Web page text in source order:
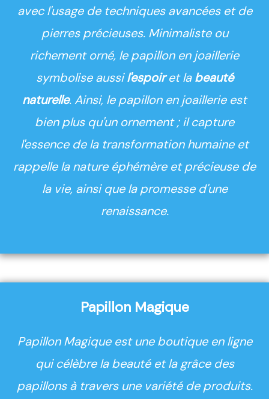
avec l'usage de techniques avancées et de
pierres précieuses. Minimaliste ou
richement orné, le papillon en joaillerie
symbolise aussil'espoiret labeauté
naturelle. Ainsi, le papillon en joaillerie est
bien plus qu'un ornement ; il capture
l'essence de la transformation humaine et
rappelle la nature éphémère et précieuse de
la vie, ainsi que la promesse d'une
renaissance.
Papillon Magique
Papillon Magique est une boutique en ligne
qui célèbre la beauté et la grâce des
papillons à travers une variété de produits.